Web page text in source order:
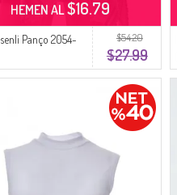
$54.20
$27.99
Panço 2054-
HEMEN AL$16.79